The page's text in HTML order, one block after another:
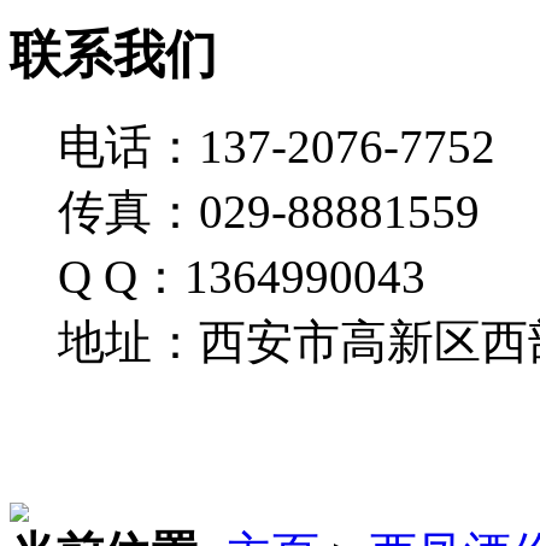
联系我们
电话：137-2076-7752
传真：029-88881559
Q Q：1364990043
地址：西安市高新区西